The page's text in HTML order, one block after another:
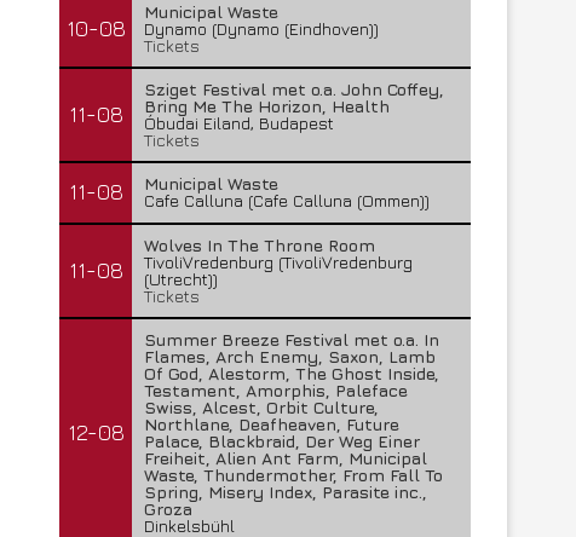
10-08
Municipal Waste
Dynamo (Dynamo (Eindhoven))
Tickets
11-08
Sziget Festival met o.a. John Coffey,
Bring Me The Horizon, Health
Óbudai Eiland, Budapest
Tickets
11-08
Municipal Waste
Cafe Calluna (Cafe Calluna (Ommen))
11-08
Wolves In The Throne Room
TivoliVredenburg (TivoliVredenburg
(Utrecht))
Tickets
12-08
Summer Breeze Festival met o.a. In
Flames, Arch Enemy, Saxon, Lamb
Of God, Alestorm, The Ghost Inside,
Testament, Amorphis, Paleface
Swiss, Alcest, Orbit Culture,
Northlane, Deafheaven, Future
Palace, Blackbraid, Der Weg Einer
Freiheit, Alien Ant Farm, Municipal
Waste, Thundermother, From Fall To
Spring, Misery Index, Parasite inc.,
Groza
Dinkelsbühl